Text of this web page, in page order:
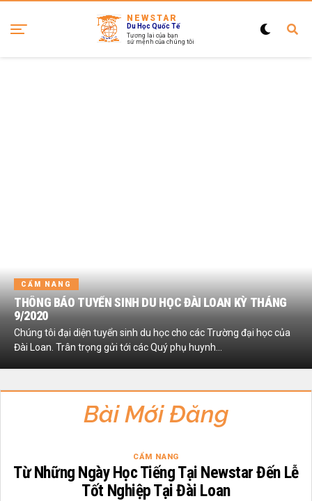
NEWSTAR
Du Học Quốc Tế
Tương lai của bạn
sứ mệnh của chúng tôi
CẨM NANG
THÔNG BÁO TUYỂN SINH DU HỌC ĐÀI LOAN KỲ THÁNG
9/2020
Chúng tôi đại diện tuyển sinh du học cho các Trường đại học của
Đài Loan. Trân trọng gửi tới các Quý phụ huynh...
Bài Mới Đăng
CẨM NANG
Từ Những Ngày Học Tiếng Tại Newstar Đến Lễ
Tốt Nghiệp Tại Đài Loan